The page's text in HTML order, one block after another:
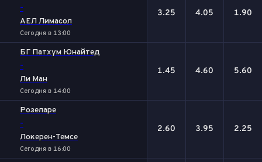
-
АЕЛ Лимасол
Сегодня в 13:00
3.25 4.05 1.90
БГ Патхум Юнайтед
-
Ли Ман
Сегодня в 14:00
1.45 4.60 5.60
Розеларе
-
Локерен-Темсе
Сегодня в 16:00
2.60 3.95 2.25